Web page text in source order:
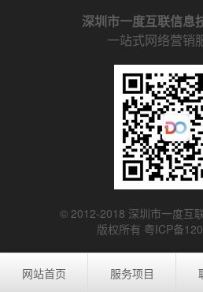
深圳市一度互联信息
一站式网络营销
© 2012-2018 深圳市一度互
版权所有 粤ICP备
网站首页 服务项目